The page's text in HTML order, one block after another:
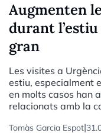
Augmenten
durant
gran
Les visites a
estiu, especialment
en molts casos han
relacionats amb la
Tomàs Garcia Espot|